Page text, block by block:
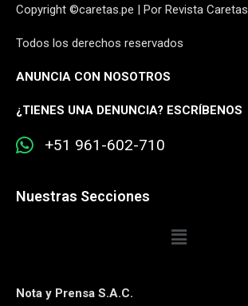
Copyright ©caretas.pe | Por Revista Caretas
Todos los derechos reservados
ANUNCIA CON NOSOTROS
¿TIENES UNA DENUNCIA? ESCRÍBENOS
+51 961-602-710
Nuestras Secciones
Nota y Prensa S.A.C.